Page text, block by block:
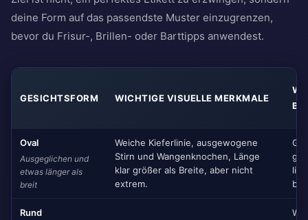
deine Form auf das passendste Muster einzugrenzen,
bevor du Frisur-, Brillen- oder Barttipps anwendest.
GESICHTSFORM WICHTIGE VISUELLE MERKMALE
Oval
Ausgeglichen und
etwas länger als
breit
Weiche Kieferlinie, ausgewogene
Stirn und Wangenknochen, Länge
klar größer als Breite, aber nicht
extrem.
Rund